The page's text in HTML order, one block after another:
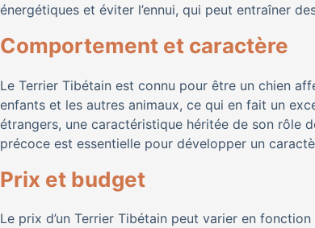
énergétiques et éviter l’ennui, qui peut entraîner
Comportement et caractère
Le Terrier Tibétain est connu pour être un chien
enfants et les autres animaux, ce qui en fait un
étrangers, une caractéristique héritée de son rôle
précoce est essentielle pour développer un
Prix et budget
Le prix d’un Terrier Tibétain peut varier en